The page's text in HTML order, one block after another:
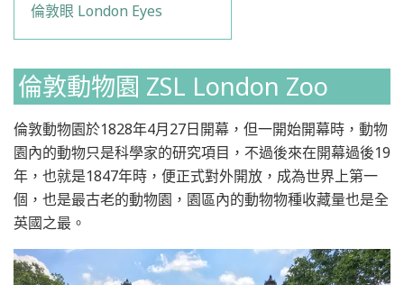
倫敦眼 London Eyes
倫敦動物園 ZSL London Zoo
倫敦動物園於1828年4月27日開幕，但一開始開幕時，動物
園內的動物只是科學家的研究項目，不過後來在開幕過後19
年，也就是1847年時，便正式對外開放，成為世界上第一
個，也是最古老的動物園，園區內的動物物種收藏量也是全
英國之最。